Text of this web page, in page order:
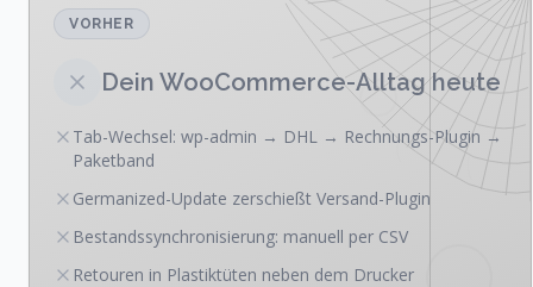
VORHER
Dein WooCommerce-Alltag heute
Tab-Wechsel: wp-admin → DHL → Rechnungs-Plugin →
Paketband
Germanized-Update zerschießt Versand-Plugin
Bestandssynchronisierung: manuell per CSV
Retouren in Plastiktüten neben dem Drucker